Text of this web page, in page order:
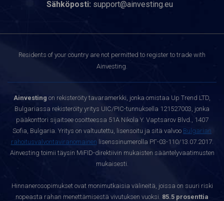
Sähköposti: support@ainvesting.eu
Residents of your country are not permitted to register to trade with
Ainvesting.
Ainvesting on rekisteröity tavaramerkki, jonka omistaa Up Trend LTD,
Bulgariassa rekisteröity yritys UIC/PIC-tunnuksella 121527003, jonka
pääkonttori sijaitsee osoitteessa 51A Nikola Y. Vaptsarov Blvd., 1407
Sofia, Bulgaria. Yritys on valtuutettu, lisensoitu ja sitä valvoo Bulgarian
rahoitusvalvontaviranomainen lisenssinumerolla РГ-03-110/13.07.2017.
Ainvesting toimii täysin MiFID-direktiivin mukaisten sääntelyvaatimusten
mukaisesti.
Hinnanerosopimukset ovat monimutkaisia välineitä, joissa on suuri riski
nopeasta rahan menettämisestä vivutuksen vuoksi. 85.5 prosenttia